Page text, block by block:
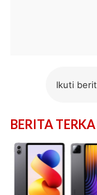
Ikuti
BERITA